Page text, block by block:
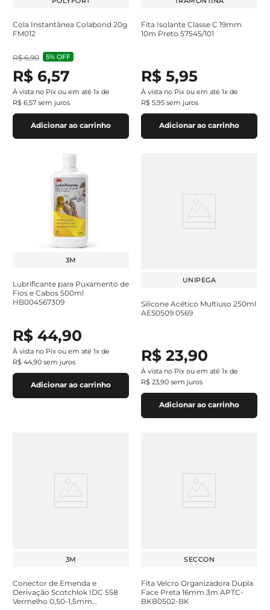
Cola Instantânea Colabond 20g
FM012
R$ 6,90 5% OFF
R$ 6,57
À vista no Pix ou em até 1x de
R$ 6,57 sem juros
Adicionar ao carrinho
Fita Isolante Classe C 19mm
10m Preto 57545/101
R$ 5,95
À vista no Pix ou em até 1x de
R$ 5,95 sem juros
Adicionar ao carrinho
3M
Lubrificante para Puxamento de
Fios e Cabos 500ml
HB004567309
R$ 44,90
À vista no Pix ou em até 1x de
R$ 44,90 sem juros
Adicionar ao carrinho
UNIPEGA
Silicone Acético Multiuso 250ml
AES0509.0569
R$ 23,90
À vista no Pix ou em até 1x de
R$ 23,90 sem juros
Adicionar ao carrinho
3M
Conector de Emenda e
Derivação Scotchlok IDC 558
Vermelho 0,50-1,5mm
SECCON
Fita Velcro Organizadora Dupla
Face Preta 16mm 3m APTC-
BKB0502-BK